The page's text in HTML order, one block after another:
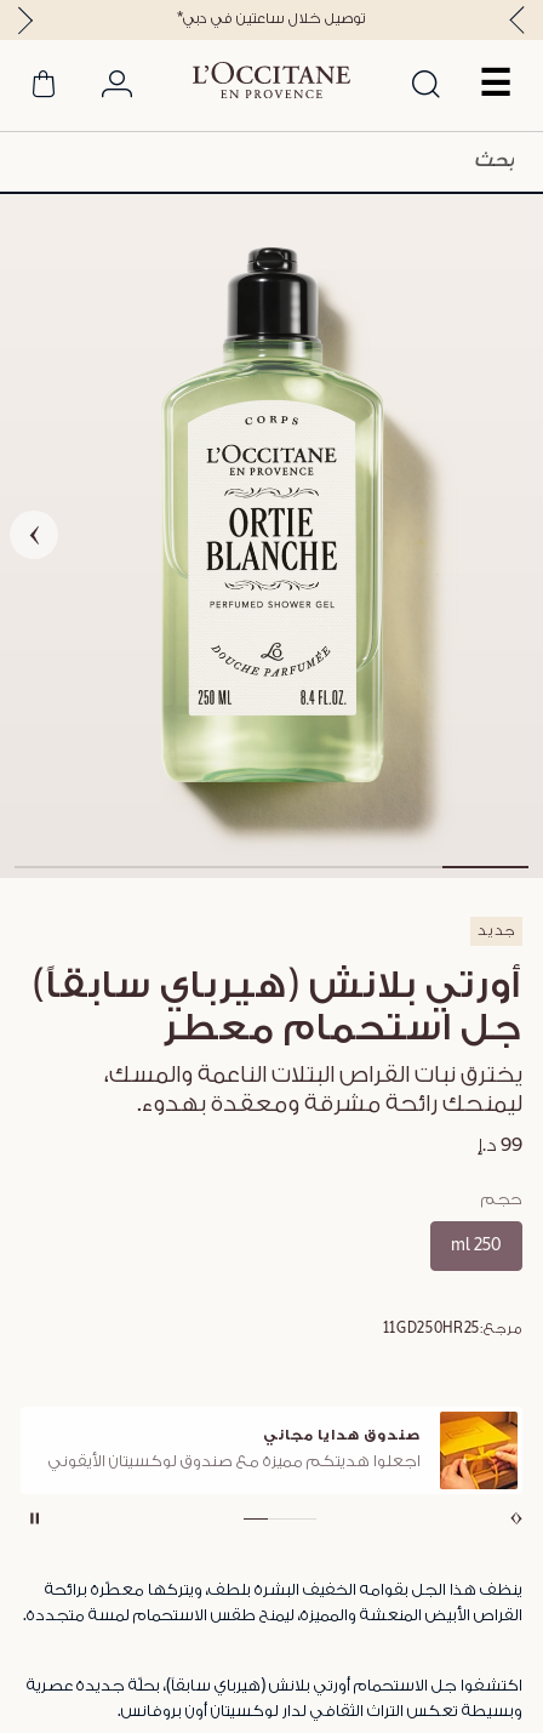
☰
*توصيل خلال ساعتين في دبي
جديد
أورتي بلانش (هيرباي سابقاً)
جل استحمام معطر
يخترق نبات القراص البتلات الناعمة والمسك،
ليمنحك رائحة مشرقة ومعقدة بهدوء.
99 د.إ
حجم
250 ml
مرجع:11GD250HR25
صندوق هدايا مجاني
اجعلوا هديتكم مميزة مع صندوق لوكسيتان الأيقوني
ينظف هذا الجل بقوامه الخفيف البشرة بلطف، ويتركها معطّرة برائحة
القراص الأبيض المنعشة والمميزة، ليمنح طقس الاستحمام لمسة متجددة.
اكتشفوا جل الاستحمام أورتي بلانش (هيرباي سابقاً)، بحلّة جديدة عصرية
وبسيطة تعكس التراث الثقافي لدار لوكسيتان أون بروفانس.